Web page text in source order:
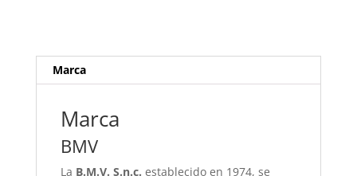
Marca
Marca
BMV
La B.M.V. S.n.c. establecido en 1974, se